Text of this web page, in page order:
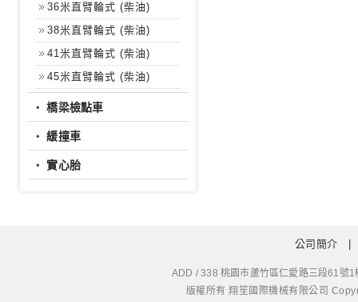
36米直臂輪式 (柴油)
38米直臂輪式 (柴油)
41米直臂輪式 (柴油)
45米直臂輪式 (柴油)
‧橋梁檢點車
‧緩撞車
‧實心胎
公司簡介
ADD / 338 桃園市蘆竹區仁愛路三
版權所有 翔笙國際機械有限公司